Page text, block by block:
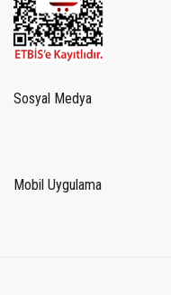
Sosyal Medya
Mobil Uygulama